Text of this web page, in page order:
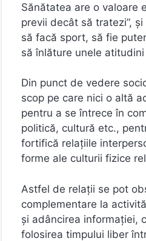
Sănătatea are o valoare
previi decât să tratezi”,
să facă sport, să fie
să înlăture unele
Din punct de vedere
scop pe care nici o altă
pentru a se întrece în
politică, cultură etc.,
fortifică relațiile
forme ale culturii fizice
Astfel de relații se pot
complementare la
şi adâncirea informației,
folosirea timpului liber